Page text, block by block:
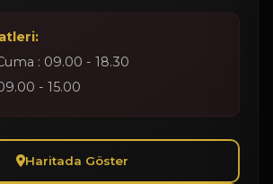
: 09.00 - 18.30
- 15.00
Haritada Göster